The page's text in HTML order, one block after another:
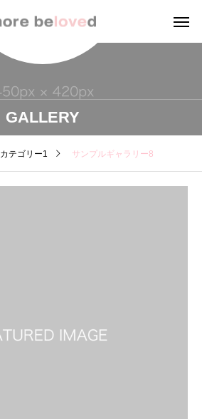
GALLERY
カテゴリー1 サンプルギャラリー8